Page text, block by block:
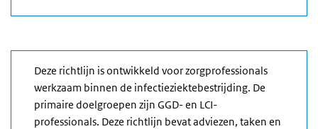
Deze richtlijn is ontwikkeld voor zorgprofessionals
werkzaam binnen de infectieziektebestrijding. De
primaire doelgroepen zijn GGD- en LCI-
professionals. Deze richtlijn bevat adviezen, taken en